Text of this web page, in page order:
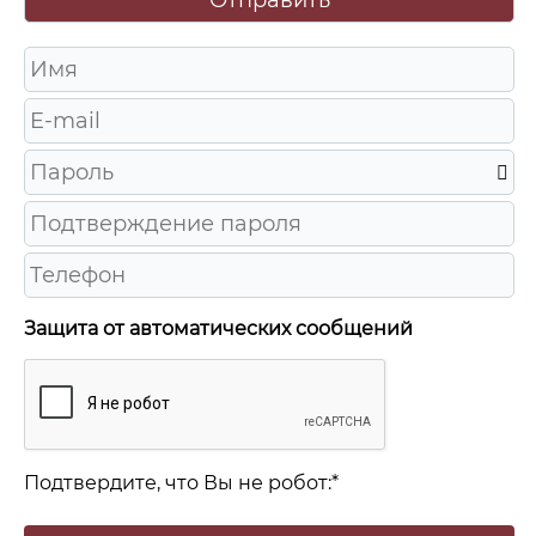
Защита от автоматических сообщений
Подтвердите, что Вы не робот:*